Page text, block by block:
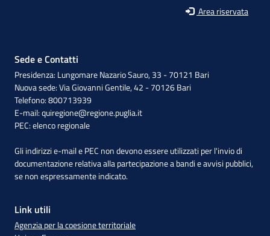
Area riservata
Sede e Contatti
Presidenza: Lungomare Nazario Sauro, 33 - 70121 Bari
Nuova sede: Via Giovanni Gentile, 42 - 70126 Bari
Telefono: 800713939
E-mail:quiregione@regione.puglia.it
PEC:elenco regionale
Gli indirizzi e-mail e PEC non devono essere utilizzati per l'invio di
documentazione relativa alla partecipazione a bandi e avvisi pubblici,
se non espressamente indicato.
Link utili
Agenzia per la coesione territoriale